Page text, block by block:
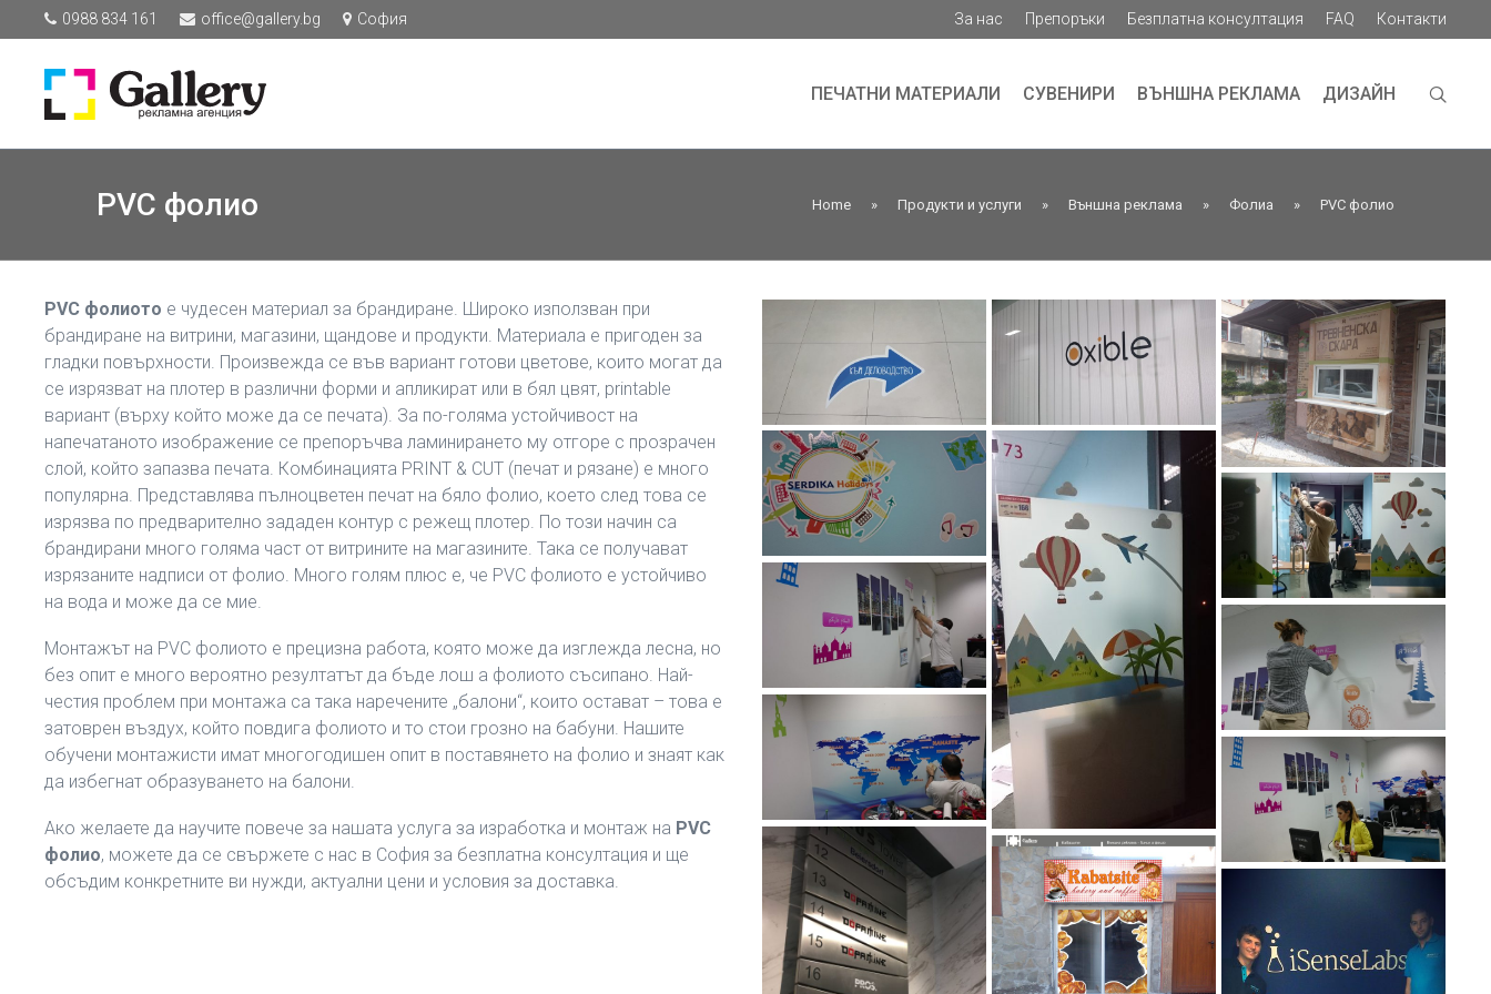
0988 834 161 office@gallery.bg София За нас Препоръки Безплатна консултация FAQ Контакти
ПЕЧАТНИ МАТЕРИАЛИ СУВЕНИРИ ВЪНШНА РЕКЛАМА ДИЗАЙН
PVC фолио Home » Продукти и услуги » Външна реклама » Фолиа » PVC фолио
PVC фолиото е чудесен материал за брандиране. Широко използван при
брандиране на витрини, магазини, щандове и продукти. Материала е пригоден за
гладки повърхности. Произвежда се във вариант готови цветове, които могат да
се изрязват на плотер в различни форми и апликират или в бял цвят, printable
вариант (върху който може да се печата). За по-голяма устойчивост на
напечатаното изображение се препоръчва ламинирането му отгоре с прозрачен
слой, който запазва печата. Комбинацията PRINT & CUT (печат и рязане) е много
популярна. Представлява пълноцветен печат на бяло фолио, което след това се
изрязва по предварително зададен контур с режещ плотер. По този начин са
брандирани много голяма част от витрините на магазините. Така се получават
изрязаните надписи от фолио. Много голям плюс е, че PVC фолиото е устойчиво
на вода и може да се мие.
Монтажът на PVC фолиото е прецизна работа, която може да изглежда лесна, но
без опит е много вероятно резултатът да бъде лош а фолиото съсипано. Най-
честия проблем при монтажа са така наречените „балони“, които остават – това е
затоврен въздух, който повдига фолиото и то стои грозно на бабуни. Нашите
обучени монтажисти имат многогодишен опит в поставянето на фолио и знаят как
да избегнат образуването на балони.
Ако желаете да научите повече за нашата услуга за изработка и монтаж на PVC
фолио, можете да се свържете с нас в София за безплатна консултация и ще
обсъдим конкретните ви нужди, актуални цени и условия за доставка.